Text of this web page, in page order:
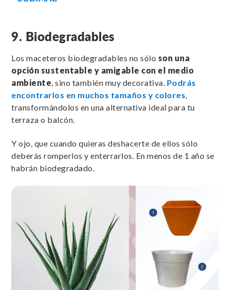
9. Biodegradables
Los maceteros biodegradables no sólo son una
opción sustentable y amigable con el medio
ambiente, sino también muy decorativa. Podrás
encontrarlos en muchos tamaños y colores,
transformándolos en una alternativa ideal para tu
terraza o balcón.
Y ojo, que cuando quieras deshacerte de ellos sólo
deberás romperlos y enterrarlos. En menos de 1 año se
habrán biodegradado.